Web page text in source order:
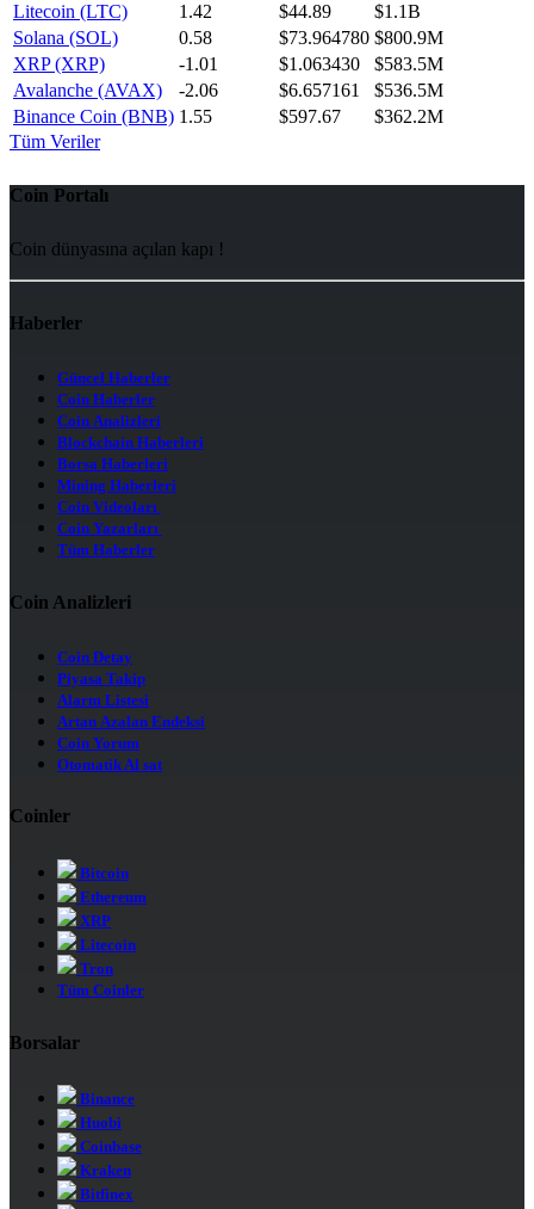
Litecoin (LTC)
1.42 $44.89
$1.1B
Solana (SOL)
0.58 $73.964780 $800.9M
XRP (XRP)
-1.01 $1.063430
$583.5M
Avalanche (AVAX)
-2.06 $6.657161
$536.5M
Binance Coin (BNB) 1.55 $597.67
$362.2M
Tüm Veriler
Coin Portalı
Coin dünyasına açılan kapı !
Haberler
Güncel Haberler
Coin Haberler
Coin Analizleri
Blockchain Haberleri
Borsa Haberleri
Mining Haberleri
Coin Videoları
Coin Yazarları
Tüm Haberler
Coin Analizleri
Coin Detay
Piyasa Takip
Alarm Listesi
Artan Azalan Endeksi
Coin Yorum
Otomatik Al sat
Coinler
Bitcoin
Ethereum
XRP
Litecoin
Tron
Tüm Coinler
Borsalar
Binance
Huobi
Coinbase
Kraken
Bitfinex